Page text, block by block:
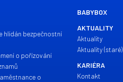
hlídán bezpečnostní
o pořízování
o
BABYBOX
AKTUALITY
Aktuality
Aktuality (staré)
KARIÉRA
Kontakt